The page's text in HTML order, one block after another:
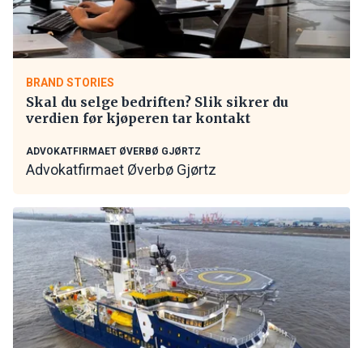
BRAND STORIES
Skal du selge bedriften? Slik sikrer du
verdien før kjøperen tar kontakt
ADVOKATFIRMAET ØVERBØ GJØRTZ
Advokatfirmaet Øverbø Gjørtz